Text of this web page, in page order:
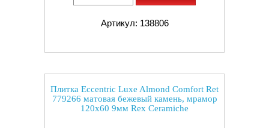
Артикул: 138806
Плитка Eccentric Luxe Almond Comfort Ret
779266 матовая бежевый камень, мрамор
120x60 9мм Rex Ceramiche